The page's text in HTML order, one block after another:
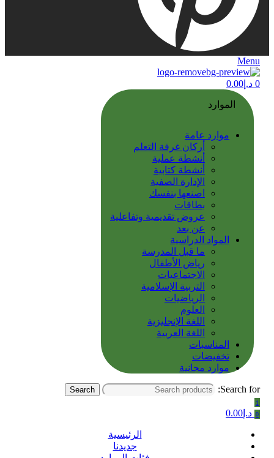
Menu
0 د.إ 0.00
الموارد
موارد عامة
أركان غرفة التعلم
أنشطة عملية
أنشطة كتابية
الإدارة الصفية
اصنعها بنفسك
بطاقات
عروض تقديمية وتفاعلية
عن بعد
المواد الدراسية
ما قبل المدرسة
رياض الأطفال
الاجتماعيات
التربية الإسلامية
الرياضيات
العلوم
اللغة الإنجليزية
اللغة العربية
المناسبات
تخفيضات
موارد مجانية
Search for:
Search
1
0 د.إ 0.00
الرئيسية
جديدنا